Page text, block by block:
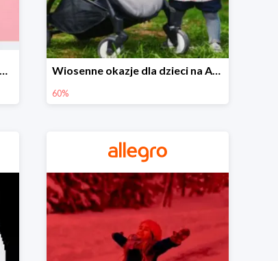
Wiosenne stylizacje na Allegro do -50% Wiosenne okazje dla dzieci na Allegro do -60%
60%